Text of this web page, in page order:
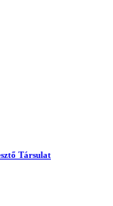
Társulat